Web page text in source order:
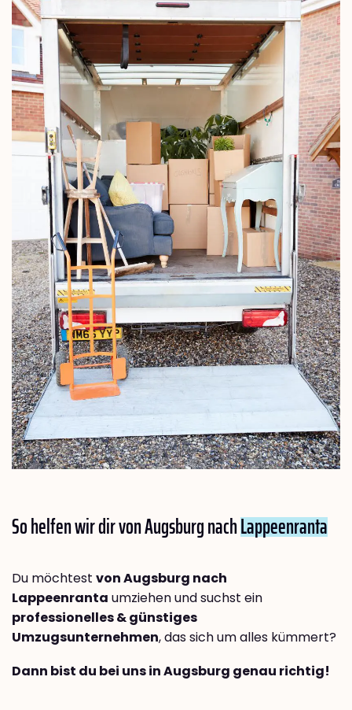
So helfen wir dir von Augsburg nachLappeenranta
Du möchtest von Augsburg nach
Lappeenranta umziehen und suchst ein
professionelles & günstiges
Umzugsunternehmen, das sich um alles kümmert?
Dann bist du bei uns in Augsburg genau richtig!